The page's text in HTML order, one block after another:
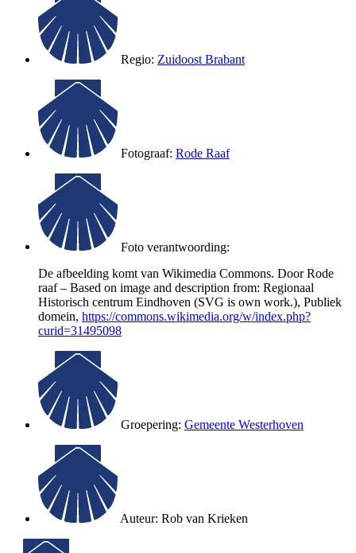
Regio: Zuidoost Brabant
Fotograaf: Rode Raaf
Foto verantwoording:
De afbeelding komt van Wikimedia Commons. Door Rode
raaf – Based on image and description from: Regionaal
Historisch centrum Eindhoven (SVG is own work.), Publiek
domein, https://commons.wikimedia.org/w/index.php?
curid=31495098
Groepering: Gemeente Westerhoven
Auteur: Rob van Krieken